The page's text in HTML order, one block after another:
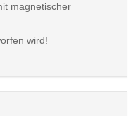
magnetischer
wird!